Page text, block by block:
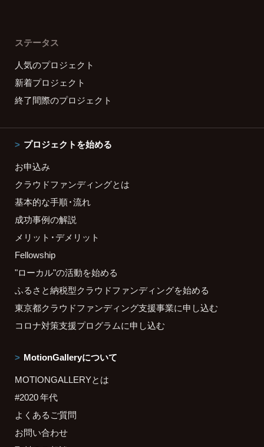
ステータス
人気のプロジェクト
新着プロジェクト
終了間際のプロジェクト
プロジェクトを始める
お申込み
クラウドファンディングとは
基本的な手順・流れ
成功事例の解説
メリット・デメリット
Fellowship
"ローカル"の活動を始める
ふるさと納税型クラウドファンディングを始める
東京都クラウドファンディング支援事業に申し込む
コロナ対策支援プログラムに申し込む
MotionGalleryについて
MOTIONGALLERYとは
#2020 年代
よくあるご質問
お問い合わせ